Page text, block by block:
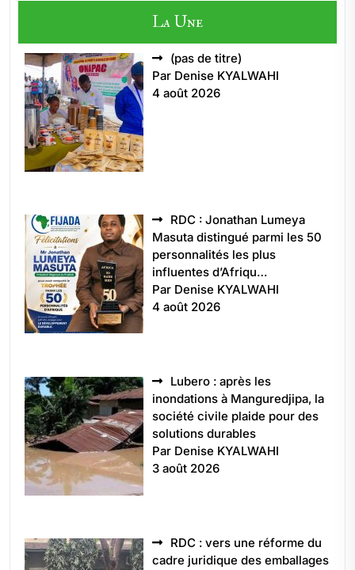
La Une
(pas de titre)
5496
Par Denise KYALWAHI
4 août 2026
RDC : Jonathan Lumeya
Masuta distingué parmi les 50
personnalités les plus
influentes d’Afriqu…
Par Denise KYALWAHI
4 août 2026
Lubero : après les
inondations à Manguredjipa, la
société civile plaide pour des
solutions durables
Par Denise KYALWAHI
3 août 2026
RDC : vers une réforme du
cadre juridique des emballages